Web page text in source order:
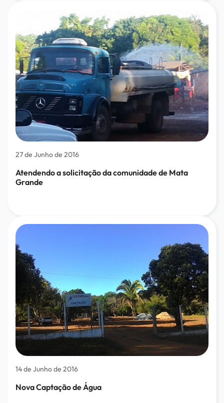
27 de Junho de 2016
Atendendo a solicitação da comunidade de Mata
Grande
14 de Junho de 2016
Nova Captação de Água